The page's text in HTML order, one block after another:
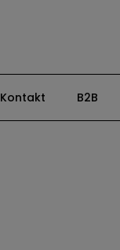
Kontakt B2B